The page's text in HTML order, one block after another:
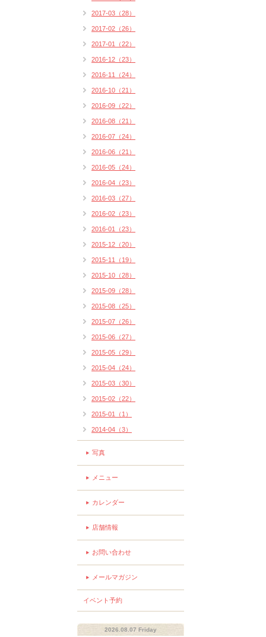
2017-03（28）
2017-02（26）
2017-01（22）
2016-12（23）
2016-11（24）
2016-10（21）
2016-09（22）
2016-08（21）
2016-07（24）
2016-06（21）
2016-05（24）
2016-04（23）
2016-03（27）
2016-02（23）
2016-01（23）
2015-12（20）
2015-11（19）
2015-10（28）
2015-09（28）
2015-08（25）
2015-07（26）
2015-06（27）
2015-05（29）
2015-04（24）
2015-03（30）
2015-02（22）
2015-01（1）
2014-04（3）
写真
メニュー
カレンダー
店舗情報
お問い合わせ
メールマガジン
イベント予約
2026.08.07 Friday